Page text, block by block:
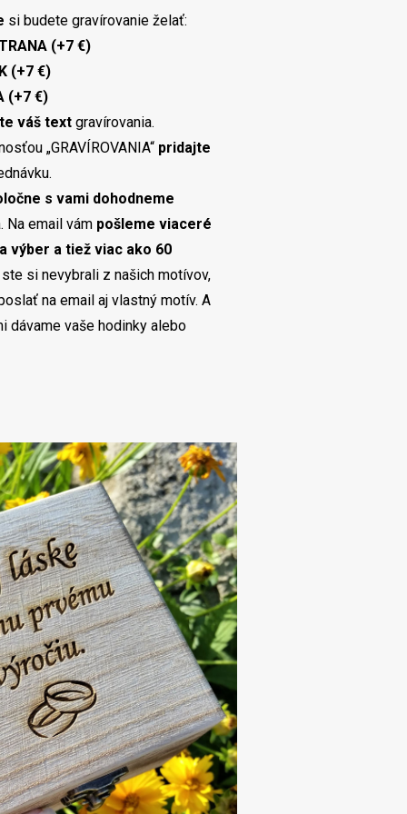
si budete gravírovanie želať:
(+7 €)
(+7 €)
(+7 €)
váš textgravírovania.
„GRAVÍROVANIA“ pridajte
s vami dohodneme
Na email vám pošleme viaceré
výber a tiež viac ako 60
ste si nevybrali z našich motívov,
na email aj vlastný motív. A
dávame vaše hodinky alebo